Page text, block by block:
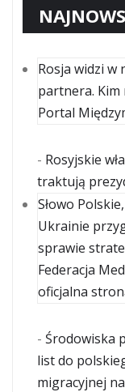
Rosja widzi w
partnera. Kim
Portal
- Rosyjskie
traktują
Słowo
Ukrainie
sprawie
Federacja
oficjalna
- Środowiska
list do
migracyjnej